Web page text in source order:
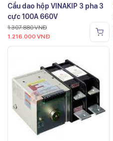
Cầu dao hộp VINAKIP 3 pha 3
cực 100A 660V
1.307.880VNĐ
1.216.000 VNĐ